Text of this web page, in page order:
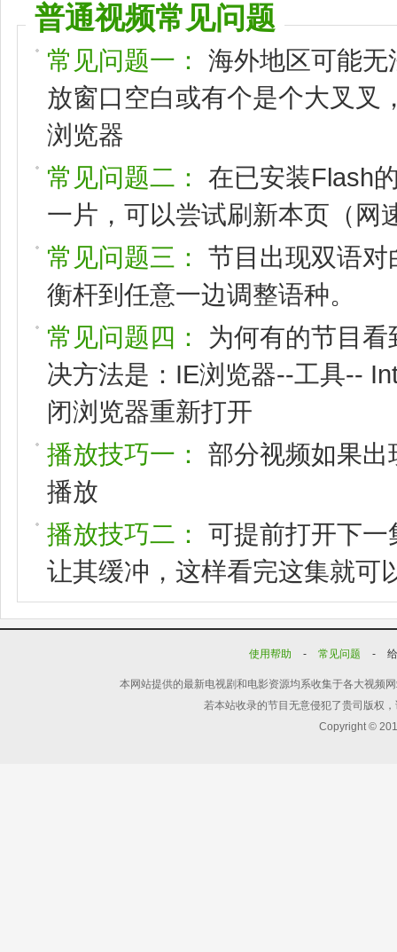
普通视频常见问题
常见问题一：
海外地区可能
放窗口空白或有个是个大叉叉
浏览器
常见问题二：
在已安装Flash
一片，可以尝试刷新本页（网
常见问题三：
节目出现双语
衡杆到任意一边调整语种。
常见问题四：
为何有的节目
决方法是：IE浏览器--工具--
闭浏览器重新打开
播放技巧一：
部分视频如果
播放
播放技巧二：
可提前打开下
让其缓冲，这样看完这集就可
使用帮助 - 常见问题 -
本网站提供的最新电视剧和电影资源均系收集于各大视频
若本站收录的节目无意侵犯了贵司版权
Copyright ©